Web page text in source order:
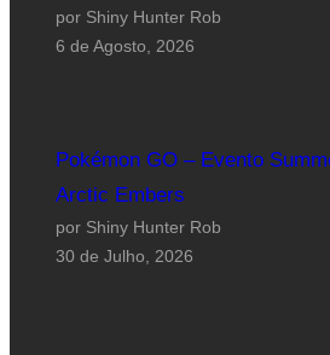
por Shiny Hunter Rob
6 de Agosto, 2026
Pokémon GO – Evento
Arctic Embers
por Shiny Hunter Rob
30 de Julho, 2026